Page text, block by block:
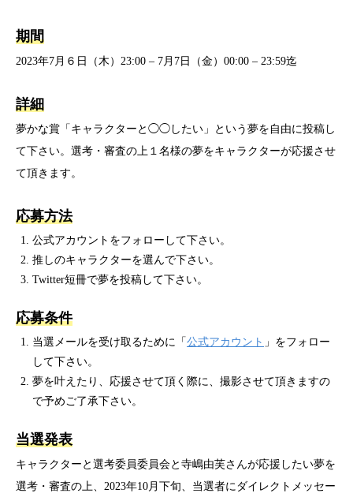
期間
2023年7月６日（木）23:00 – 7月7日（金）00:00 – 23:59迄
詳細
夢かな賞「キャラクターと◯◯したい」という夢を自由に投稿し
て下さい。選考・審査の上１名様の夢をキャラクターが応援させ
て頂きます。
応募方法
公式アカウントをフォローして下さい。
推しのキャラクターを選んで下さい。
Twitter短冊で夢を投稿して下さい。
応募条件
当選メールを受け取るために「公式アカウント 」をフォロー
して下さい。
夢を叶えたり、応援させて頂く際に、撮影させて頂きますの
で予めご了承下さい。
当選発表
キャラクターと選考委員委員会と寺嶋由芙さんが応援したい夢を
選考・審査の上、2023年10月下旬、当選者にダイレクトメッセー